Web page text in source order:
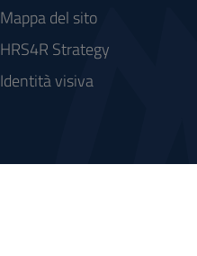
Mappa del sito
HRS4R Strategy
Identità visiva